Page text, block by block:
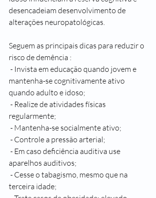
desencadeiam desenvolvimento de
alterações neuropatológicas.
Seguem as principais dicas para reduzir o
risco de demência :
mantenha-se cognitivamente ativo
quando adulto e idoso;
regularmente;
- Mantenha-se socialmente ativo;
- Controle a pressão arterial;
aparelhos auditivos;
terceira idade;